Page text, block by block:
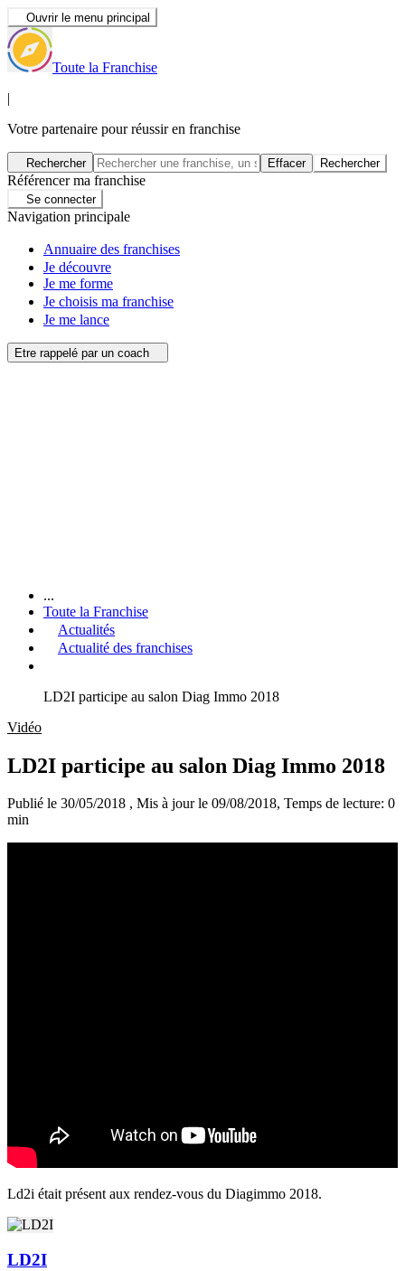
Ouvrir le menu principal
Toute la Franchise
|
Votre partenaire pour réussir en franchise
Rechercher Effacer Rechercher
Référencer ma franchise
Se connecter
Navigation principale
Annuaire des franchises
Je découvre
Je me forme
Je choisis ma franchise
Je me lance
Etre rappelé par un coach
...
Toute la Franchise
Actualités
Actualité des franchises
LD2I participe au salon Diag Immo 2018
Vidéo
LD2I participe au salon Diag Immo 2018
Publié le 30/05/2018 , Mis à jour le 09/08/2018, Temps de lecture: 0
min
Ld2i était présent aux rendez-vous du Diagimmo 2018.
LD2I